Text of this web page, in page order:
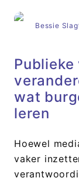
Bessie
wat
leren
Hoewel
vaker